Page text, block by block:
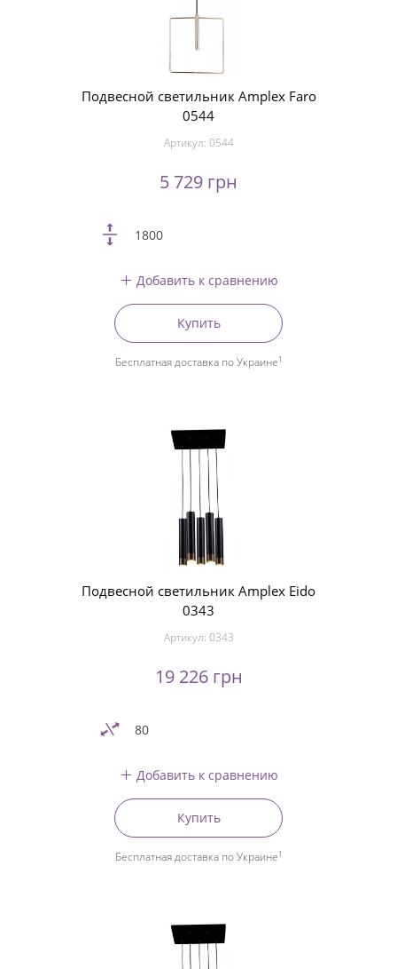
Подвесной светильник Amplex Faro
0544
Артикул: 0544
5 729 грн
1800
Добавить к сравнению
Купить
Бесплатная доставка по Украине1
Подвесной светильник Amplex Eido
0343
Артикул: 0343
19 226 грн
80
Добавить к сравнению
Купить
Бесплатная доставка по Украине1